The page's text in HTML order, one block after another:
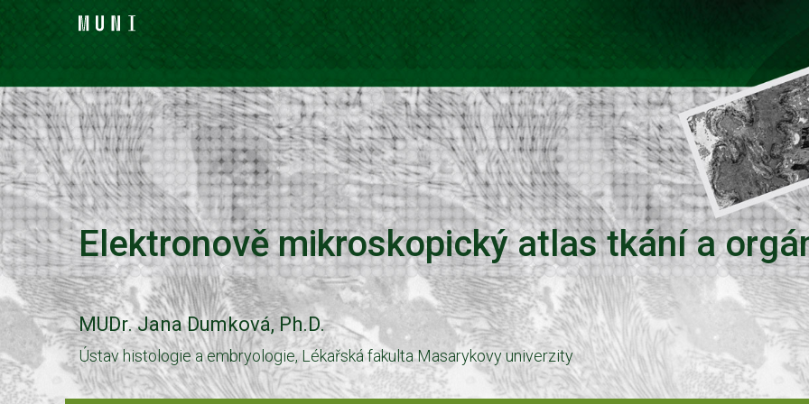
Elektronově mikroskopický atlas tkání a
MUDr. Jana Dumková, Ph.D.
Ústav histologie a embryologie, Lékařská fakulta Masarykovy univerzity